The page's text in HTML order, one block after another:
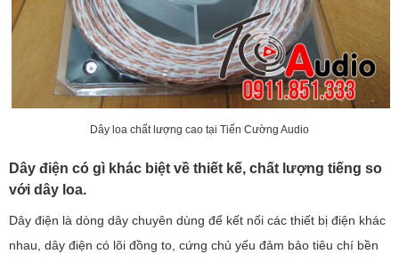
Dây loa chất lượng cao tại Tiến Cường Audio
Dây điện có gì khác biệt về thiết kế, chất lượng tiếng so
với dây loa.
Dây điện là dòng dây chuyên dùng để kết nối các thiết bị điện khác
nhau, dây điện có lõi đồng to, cứng chủ yếu đảm bảo tiêu chí bền